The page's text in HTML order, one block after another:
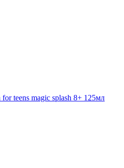
teens magic splash 8+ 125мл